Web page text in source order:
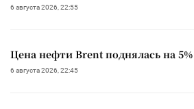
6 августа 2026, 22:55
Цена нефти Brent поднялась на 5%
6 августа 2026, 22:45